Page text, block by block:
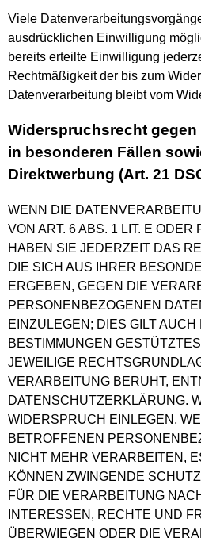
Viele
ausdrücklichen Einwilligung
bereits erteilte Einwilligung
Rechtmäßigkeit der bis zum
Datenverarbeitung bleibt vom
Widerspruchsrecht
in besonderen Fällen
Direktwerbung (Art. 21
WENN DIE
VON ART. 6 ABS. 1 LIT. E ODER
HABEN SIE JEDERZEIT DAS
DIE SICH AUS IHRER
ERGEBEN, GEGEN DIE
PERSONENBEZOGENEN
EINZULEGEN; DIES GILT
BESTIMMUNGEN
JEWEILIGE
VERARBEITUNG BERUHT,
DATENSCHUTZERKLÄRUNG.
WIDERSPRUCH EINLEGEN,
BETROFFENEN
NICHT MEHR VERARBEITEN,
KÖNNEN ZWINGENDE
FÜR DIE VERARBEITUNG
INTERESSEN, RECHTE UND
ÜBERWIEGEN ODER DIE